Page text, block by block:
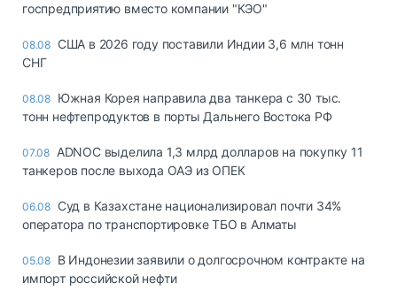
госпредприятию вместо компании "КЭО"
08.08 США в 2026 году поставили Индии 3,6 млн тонн
СНГ
08.08 Южная Корея направила два танкера с 30 тыс.
тонн нефтепродуктов в порты Дальнего Востока РФ
07.08 ADNOC выделила 1,3 млрд долларов на покупку 11
танкеров после выхода ОАЭ из ОПЕК
06.08 Суд в Казахстане национализировал почти 34%
оператора по транспортировке ТБО в Алматы
05.08 В Индонезии заявили о долгосрочном контракте на
импорт российской нефти